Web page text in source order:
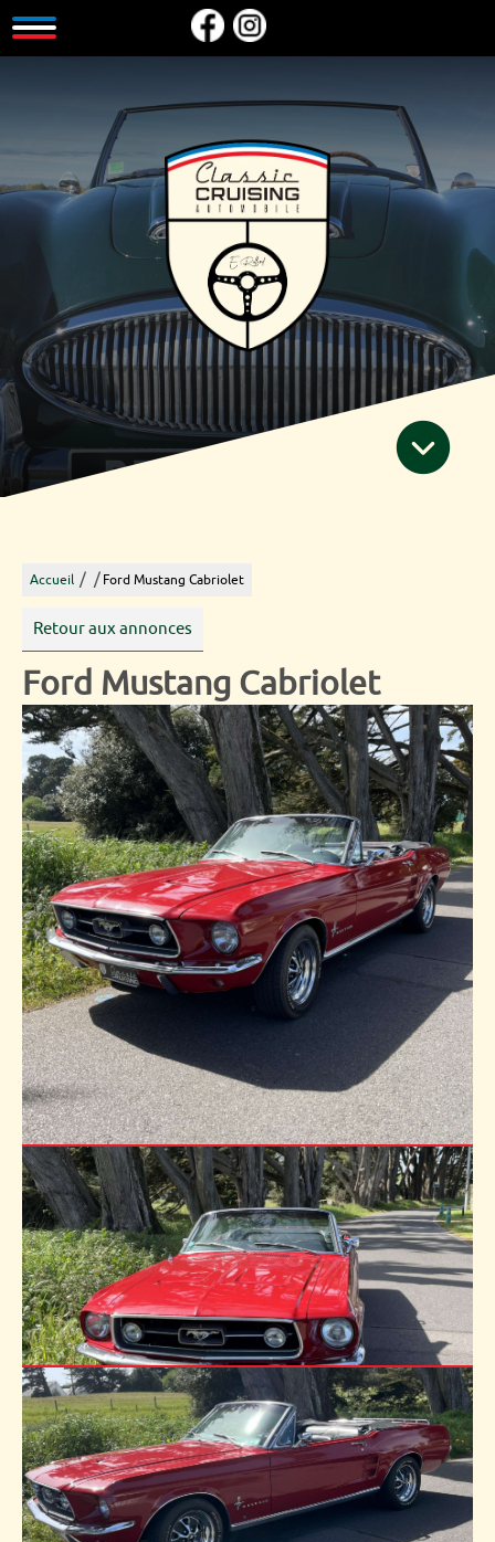
Accueil / /Ford Mustang Cabriolet
Retour aux annonces
Ford Mustang Cabriolet
49 500 €